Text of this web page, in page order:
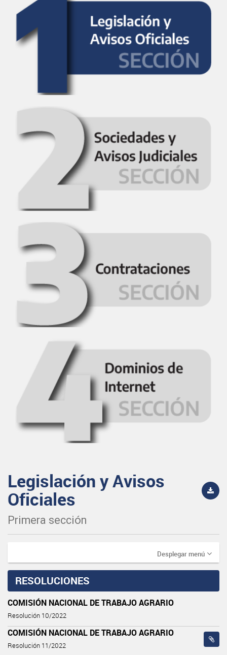
Legislación y Avisos
Oficiales
Primera sección
Desplegar menú
RESOLUCIONES
COMISIÓN NACIONAL DE TRABAJO AGRARIO
Resolución 10/2022
COMISIÓN NACIONAL DE TRABAJO AGRARIO
Resolución 11/2022